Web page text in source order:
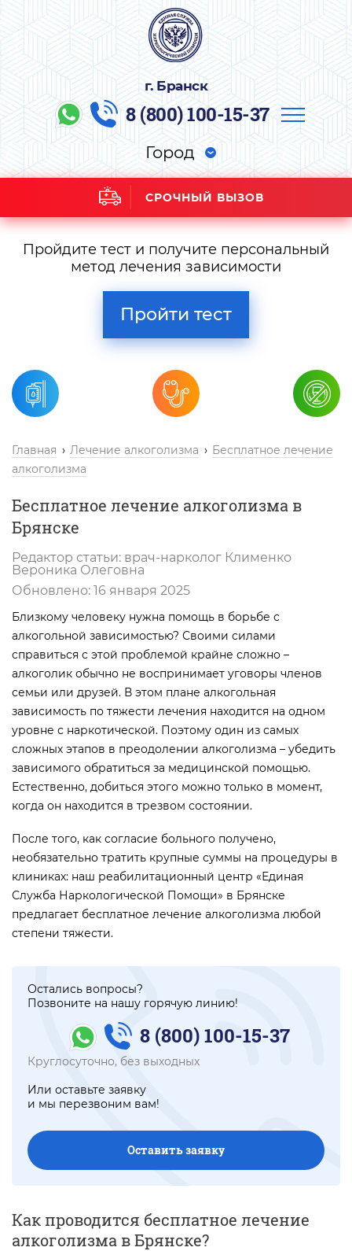
г. Бранск
8 (800) 100-15-37
Город
СРОЧНЫЙ ВЫЗОВ
Пройдите тест и получите персональный
метод лечения зависимости
Пройти тест
Главная Лечение алкоголизма
Бесплатное лечение
алкоголизма
Бесплатное лечение алкоголизма в
Брянске
Редактор статьи: врач-нарколог Клименко
Вероника Олеговна
Обновлено: 16 января 2025
Близкому человеку нужна помощь в борьбе с
алкогольной зависимостью? Своими силами
справиться с этой проблемой крайне сложно –
алкоголик обычно не воспринимает уговоры членов
семьи или друзей. В этом плане алкогольная
зависимость по тяжести лечения находится на одном
уровне с наркотической. Поэтому один из самых
сложных этапов в преодолении алкоголизма – убедить
зависимого обратиться за медицинской помощью.
Естественно, добиться этого можно только в момент,
когда он находится в трезвом состоянии.
После того, как согласие больного получено,
необязательно тратить крупные суммы на процедуры в
клиниках: наш реабилитационный центр «Единая
Служба Наркологической Помощи» в Брянске
предлагает бесплатное лечение алкоголизма любой
степени тяжести.
Остались вопросы?
Позвоните на нашу горячую линию!
8 (800) 100-15-37
Круглосуточно, без выходных
Или оставьте заявку
и мы перезвоним вам!
Оставить заявку
Как проводится бесплатное лечение
алкоголизма в Брянске?